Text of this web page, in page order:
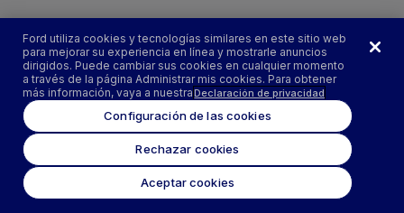
Ford utiliza cookies y tecnologías similares en este sitio web
para mejorar su experiencia en línea y mostrarle anuncios
dirigidos. Puede cambiar sus cookies en cualquier momento
a través de la página Administrar mis cookies. Para obtener
más información, vaya a nuestraDeclaración de privacidad
Configuración de las cookies
Rechazar cookies
Aceptar cookies